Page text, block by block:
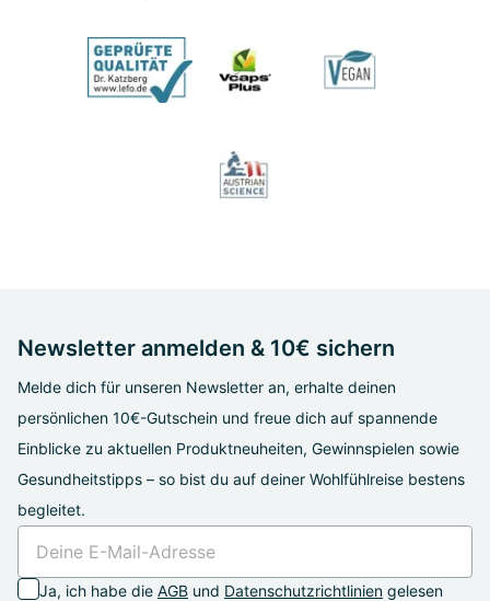
Newsletter anmelden & 10€ sichern
Melde dich für unseren Newsletter an, erhalte deinen
persönlichen 10€-Gutschein und freue dich auf spannende
Einblicke zu aktuellen Produktneuheiten, Gewinnspielen sowie
Gesundheitstipps – so bist du auf deiner Wohlfühlreise bestens
begleitet.
Ja, ich habe die AGB und Datenschutzrichtlinien gelesen